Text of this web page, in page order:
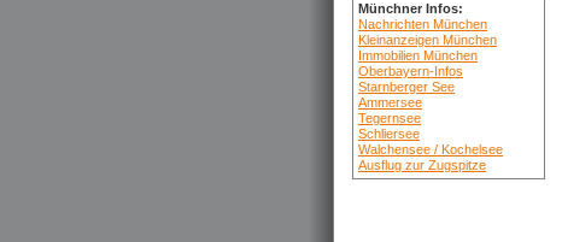
Münchner Infos:
Nachrichten München
Kleinanzeigen München
Immobilien München
Oberbayern-Infos
Starnberger See
Ammersee
Tegernsee
Schliersee
Walchensee / Kochelsee
Ausflug zur Zugspitze